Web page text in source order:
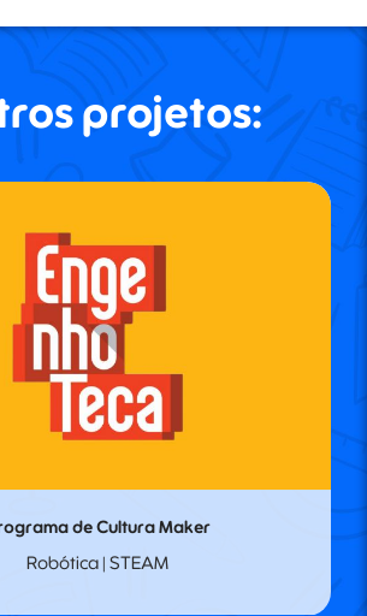
projetos:
de Cultura Maker
Robótica | STEAM